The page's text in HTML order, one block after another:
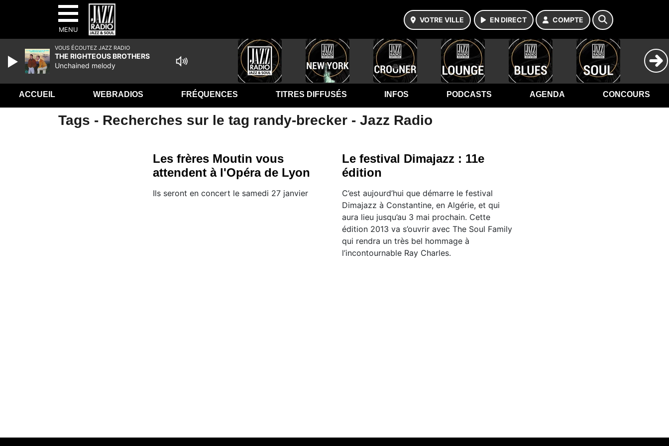
MENU
VOTRE VILLE EN DIRECT COMPTE
ACCUEIL WEBRADIOS FRÉQUENCES TITRES DIFFUSÉS INFOS PODCASTS AGENDA CONCOURS
Tags - Recherches sur le tag randy-brecker - Jazz Radio
Les frères Moutin vous
attendent à l'Opéra de Lyon
Ils seront en concert le samedi 27 janvier
Le festival Dimajazz : 11e
édition
C’est aujourd’hui que démarre le festival
Dimajazz à Constantine, en Algérie, et qui
aura lieu jusqu’au 3 mai prochain. Cette
édition 2013 va s’ouvrir avec The Soul Family
qui rendra un très bel hommage à
l’incontournable Ray Charles.
VOUS ÉCOUTEZ JAZZ RADIO
THE RIGHTEOUS BROTHERS
Unchained melody